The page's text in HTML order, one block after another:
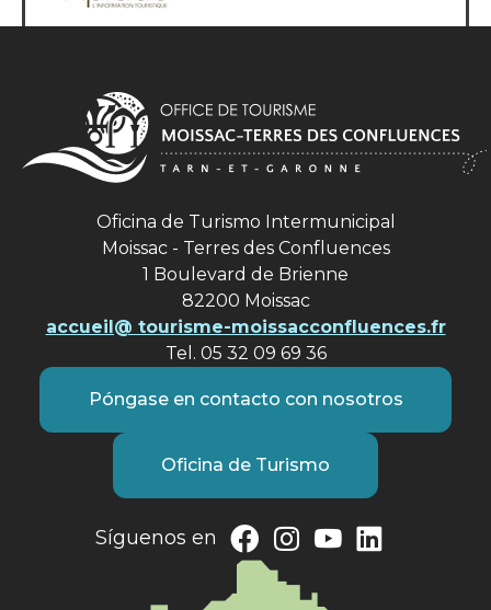
Oficina de Turismo Intermunicipal
Moissac - Terres des Confluences
1 Boulevard de Brienne
82200 Moissac
accueil@ tourisme-moissacconfluences.fr
Tel. 05 32 09 69 36
Póngase en contacto con nosotros
Oficina de Turismo
Síguenos en